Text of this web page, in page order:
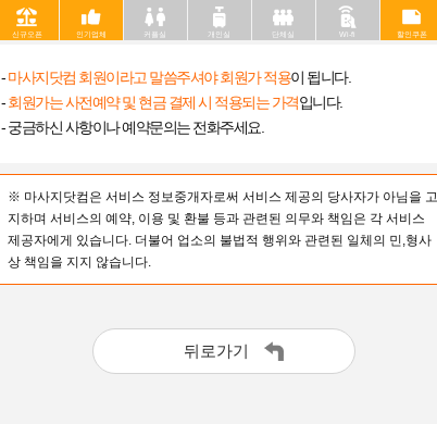
신규오픈 인기업체 커플실 개인실 단체실 Wi-fi 할인쿠폰
-마사지닷컴 회원이라고 말씀주셔야 회원가 적용이 됩니다.
-회원가는 사전예약 및 현금 결제 시 적용되는 가격입니다.
- 궁금하신 사항이나 예약문의는 전화주세요.
※ 마사지닷컴은 서비스 정보중개자로써 서비스 제공의 당사자가 아님을 고
지하며 서비스의 예약, 이용 및 환불 등과 관련된 의무와 책임은 각 서비스
제공자에게 있습니다. 더불어 업소의 불법적 행위와 관련된 일체의 민,형사
상 책임을 지지 않습니다.
뒤로가기